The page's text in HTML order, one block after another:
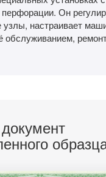
Он
узлы, настраивает
обслуживанием,